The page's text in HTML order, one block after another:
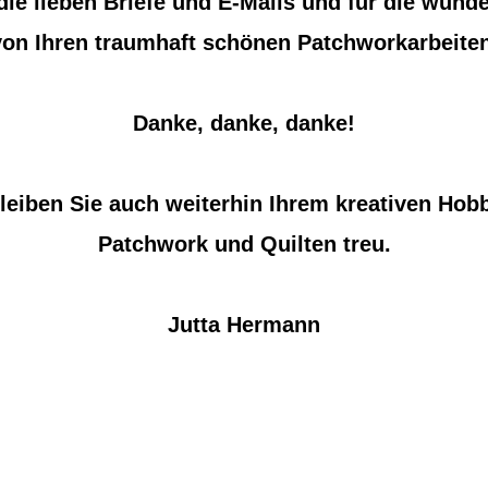
Ihren traumhaft schönen
Danke, danke, danke!
Sie auch weiterhin Ihrem kreativen
Patchwork und Quilten treu.
Jutta Hermann